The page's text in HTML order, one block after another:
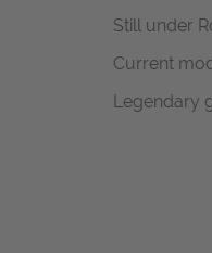
Still under
Current
Legendary